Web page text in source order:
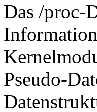
Das /proc-
Pseudo-